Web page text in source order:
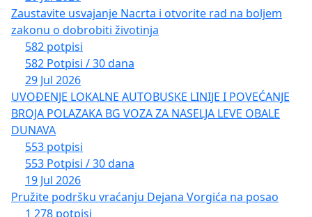
Zaustavite usvajanje Nacrta i otvorite rad na boljem
zakonu o dobrobiti životinja
582 potpisi
582 Potpisi / 30 dana
29 Jul 2026
UVOĐENJE LOKALNE AUTOBUSKE LINIJE I POVEĆANJE
BROJA POLAZAKA BG VOZA ZA NASELJA LEVE OBALE
DUNAVA
553 potpisi
553 Potpisi / 30 dana
19 Jul 2026
Pružite podršku vraćanju Dejana Vorgića na posao
1 278 potpisi